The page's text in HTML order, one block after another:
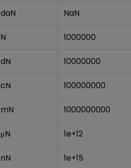
daN NaN
N 1000000
dN 10000000
cN 100000000
mN 1000000000
μN 1e+12
nN 1e+15